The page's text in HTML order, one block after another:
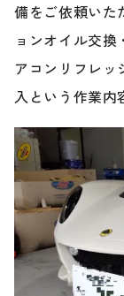
お客様の声
ケータハム岐阜
プライバシー
買取
その
中古車
電話・メール
のご相談も可
備をご依頼いた
ョンオイル交
アコンリフレッ
入という作業内